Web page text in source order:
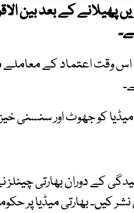
کے بعد بین
اس وقت اعتماد کے معاملے
کو جھوٹ اور سنسنی
کے دوران بھارتی چینلز
بھارتی میڈیا پر